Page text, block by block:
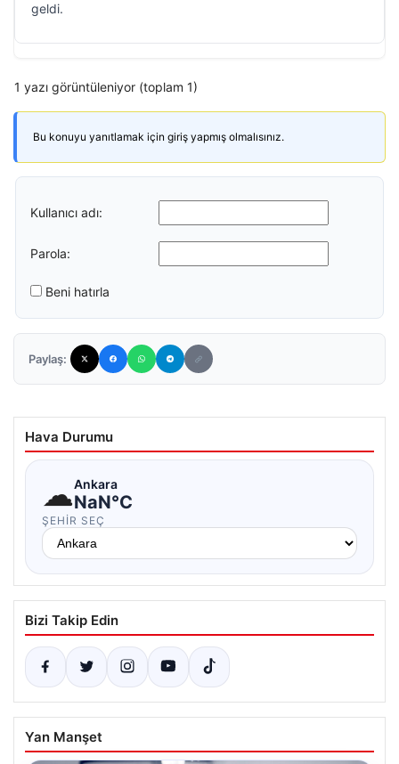
geldi.
1 yazı görüntüleniyor (toplam 1)
Bu konuyu yanıtlamak için giriş yapmış olmalısınız.
Kullanıcı adı:
Parola:
Beni hatırla
Paylaş:
Hava Durumu
☁Ankara
NaN°C
ŞEHIR SEÇ
Bizi Takip Edin
Yan Manşet